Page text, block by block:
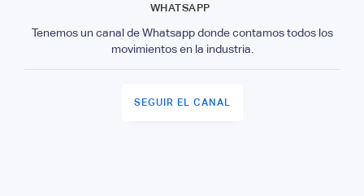
WHATSAPP
Tenemos un canal de Whatsapp donde contamos todos los
movimientos en la industria.
SEGUIR EL CANAL